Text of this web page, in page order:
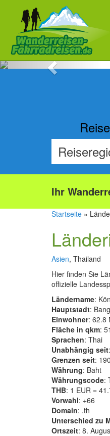
Previous
Ihr
Startseite »
Asien, Thailand
Hier finden Sie
offizielle
Ländername:
Hauptstadt:
Einwohner: 62.8
Fläche in qkm:
Sprachen: Thai
Unabhängig seit
Grenzen seit:
Währung: Baht
Währungscode:
THB: 1 EUR =
Vorwahl: +66
Domain: .th
Unterschied zu
Ortszeit: 8.